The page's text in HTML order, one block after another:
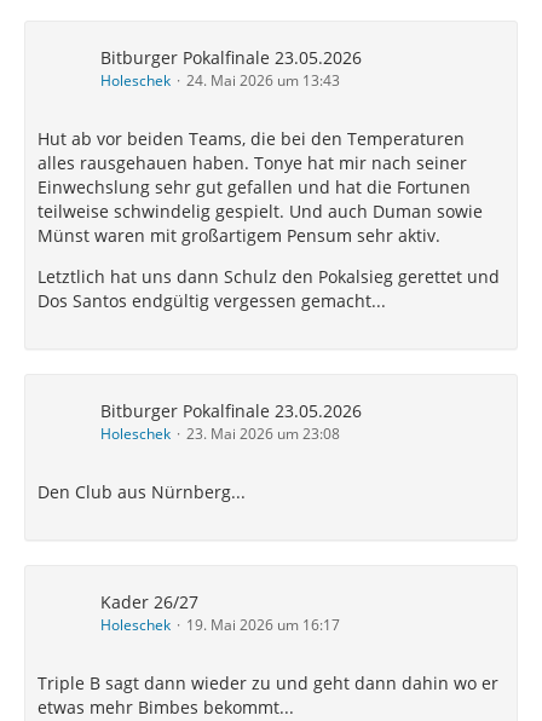
Bitburger Pokalfinale 23.05.2026
Holeschek 24. Mai 2026 um 13:43
Hut ab vor beiden Teams, die bei den Temperaturen
alles rausgehauen haben. Tonye hat mir nach seiner
Einwechslung sehr gut gefallen und hat die Fortunen
teilweise schwindelig gespielt. Und auch Duman sowie
Münst waren mit großartigem Pensum sehr aktiv.
Letztlich hat uns dann Schulz den Pokalsieg gerettet und
Dos Santos endgültig vergessen gemacht...
Bitburger Pokalfinale 23.05.2026
Holeschek 23. Mai 2026 um 23:08
Den Club aus Nürnberg...
Kader 26/27
Holeschek 19. Mai 2026 um 16:17
Triple B sagt dann wieder zu und geht dann dahin wo er
etwas mehr Bimbes bekommt...